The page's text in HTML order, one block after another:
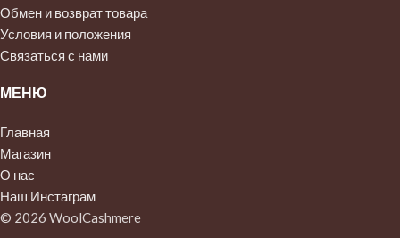
Обмен и возврат товара
Условия и положения
Связаться с нами
МЕНЮ
Главная
Магазин
О нас
Наш Инстаграм
© 2026 WoolCashmere